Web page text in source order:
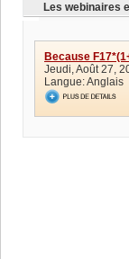
Les webinaires
Because
Jeudi, Août 27,
Langue:Anglais